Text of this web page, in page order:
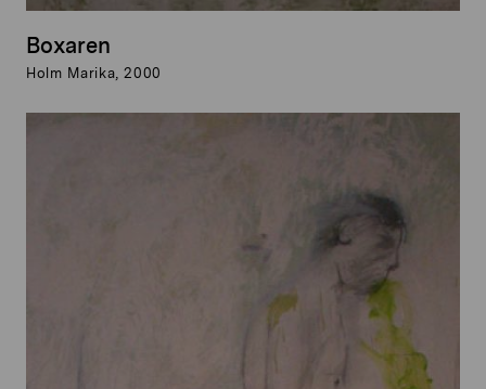
Boxaren
Holm Marika, 2000